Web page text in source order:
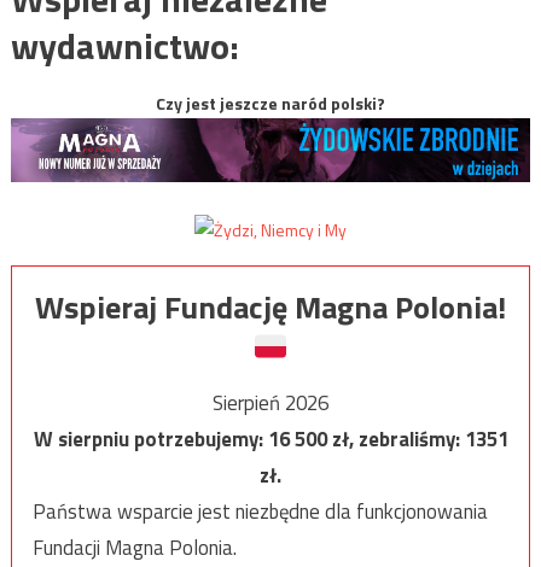
wydawnictwo:
Czy jest jeszcze naród polski?
Wspieraj Fundację Magna Polonia!
Sierpień 2026
W sierpniu potrzebujemy:16 500zł, zebraliśmy:1351
zł.
Państwa wsparcie jest niezbędne dla funkcjonowania
Fundacji Magna Polonia.